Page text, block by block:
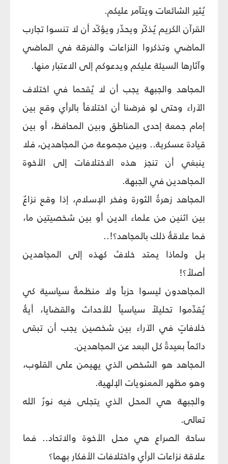
يُثير الشائعات ويتآمر عليكم.
القرآن الكريم يُذكّر ويحذّر ويؤكّد أن لا تنسوا تجارب
الماضي وتذكروا النزاعات والفرقة في الماضي
وآثارها السيئة عليكم ويدعوكم إلى الاعتبار منها.
المجاهد والجبهة يجب أن لا يُقحما في اختلاف
الآراء وحتى لو فرضنا أن اختلافاً بالرأي وقع بين
إمام جمعة إحدى المناطق وبين المحافظ، أو بين
قيادة عسكرية.. وبين مجموعة من المجاهدين، فلا
ينبغي أن تنجز هذه الاختلافات إلى الأخوة
المجاهدين في الجبهة.
المجاهد زهرةُ الثورة وفخر الإسلام، إذا وقع نزاعٌ
بين اثنين من علماء الدين أو بين شخصيتين ما،
فما علاقةُ ذلك بالمجاهد؟!..
بل ولماذا يمتد خلافً كهذه إلى المجاهدين
أصلاً؟!
المجاهدون ليسوا حزباً ولا منظمةٌ سياسية كي
يُقدِّموا تحليلاً سياسياً للأحداث والقضايا، أيةُ
خلافاتٍ في الآراء بين شخصين يجب أن تبقى
دائماً بعيدةً كل البعد عن المجاهدين.
المجاهد هو الشخص الذي يهيمن على القلوب،
وهو مظهر المعنويات الإلهية.
والجبهة هي المحل الذي يتجلى فيه نورُ الله
تعالى.
ساحة الصراع هي محل الأخوة والاتحاد.. فما
علاقة نزاعات الرأي واختلافات الأفكار بهما؟